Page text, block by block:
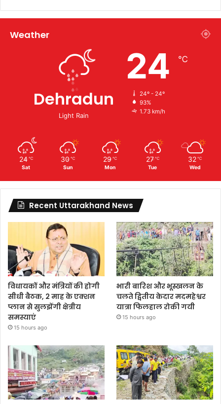
Weather
Dehradun
Light Rain
24 ℃
24º - 24º
93%
1.73 km/h
24 ℃
Sat
30 ℃
Sun
29 ℃
Mon
27 ℃
Tue
32 ℃
Wed
Recent Uttarakhand News
विधायकों और मंत्रियों की होगी
सीधी बैठक, 2 माह के एक्शन
प्लान से सुलझेंगी क्षेत्रीय
समस्याएं
15 hours ago
भारी बारिश और भूस्खलन के
चलते द्वितीय केदार मदमहेश्वर
यात्रा फिलहाल रोकी गयी
15 hours ago